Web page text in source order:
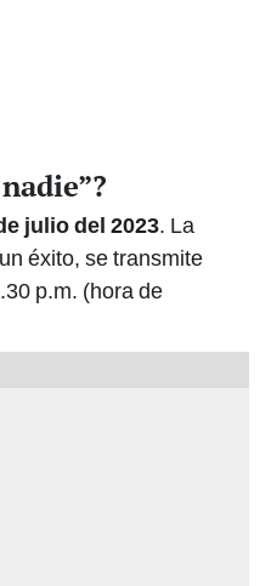
julio del 2023. La
éxito, se transmite
p.m. (hora de